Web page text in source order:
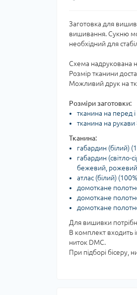
Заготовка для
вишивання. Сукню
необхідний для
Схема надрукована
Розмір тканини
Можливий друк на
Розміри заготовки:
тканина на перед
тканина на рукави
Тканина:
габардин (білий)
габардин (світло-
бежевий, рожевий
атлас (білий)
домоткане
домоткане
домоткане
Для вишивки
В комплект входить
ниток DMC.
При підборі бісеру,